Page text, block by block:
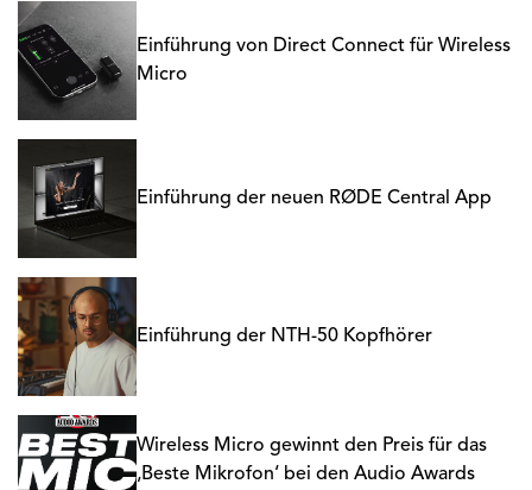
Einführung von Direct Connect für Wireless
Micro
Einführung der neuen RØDE Central App
Einführung der NTH-50 Kopfhörer
Wireless Micro gewinnt den Preis für das
‚Beste Mikrofon‘ bei den Audio Awards